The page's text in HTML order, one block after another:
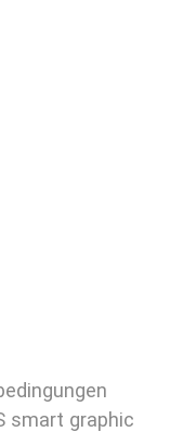
smart graphic